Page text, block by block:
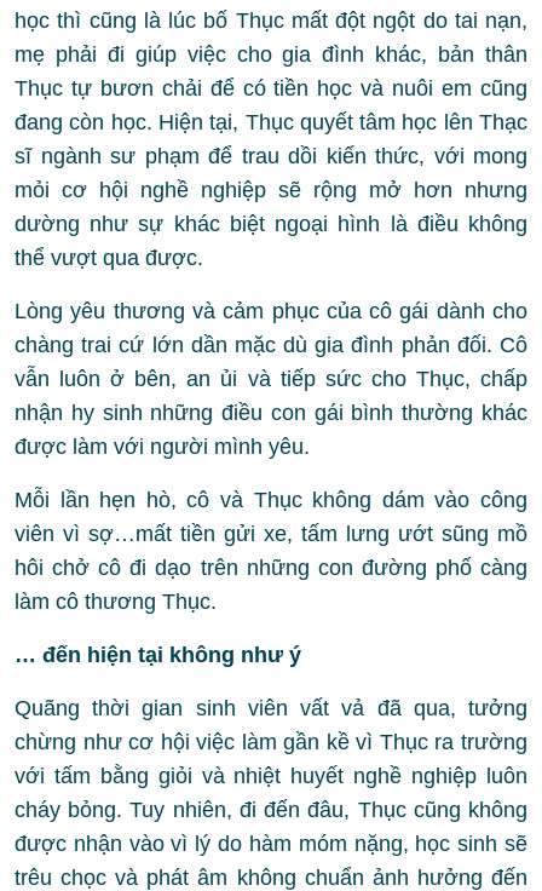
học thì cũng là lúc bố Thục mất đột ngột do tai nạn,
mẹ phải đi giúp việc cho gia đình khác, bản thân
Thục tự bươn chải để có tiền học và nuôi em cũng
đang còn học. Hiện tại, Thục quyết tâm học lên Thạc
sĩ ngành sư phạm để trau dồi kiến thức, với mong
mỏi cơ hội nghề nghiệp sẽ rộng mở hơn nhưng
dường như sự khác biệt ngoại hình là điều không
thể vượt qua được.
Lòng yêu thương và cảm phục của cô gái dành cho
chàng trai cứ lớn dần mặc dù gia đình phản đối. Cô
vẫn luôn ở bên, an ủi và tiếp sức cho Thục, chấp
nhận hy sinh những điều con gái bình thường khác
được làm với người mình yêu.
Mỗi lần hẹn hò, cô và Thục không dám vào công
viên vì sợ…mất tiền gửi xe, tấm lưng ướt sũng mồ
hôi chở cô đi dạo trên những con đường phố càng
làm cô thương Thục.
… đến hiện tại không như ý
Quãng thời gian sinh viên vất vả đã qua, tưởng
chừng như cơ hội việc làm gần kề vì Thục ra trường
với tấm bằng giỏi và nhiệt huyết nghề nghiệp luôn
cháy bỏng. Tuy nhiên, đi đến đâu, Thục cũng không
được nhận vào vì lý do hàm móm nặng, học sinh sẽ
trêu chọc và phát âm không chuẩn ảnh hưởng đến